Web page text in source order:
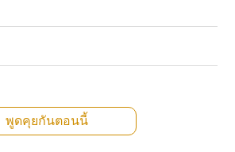
พูดคุยกันตอนนี้